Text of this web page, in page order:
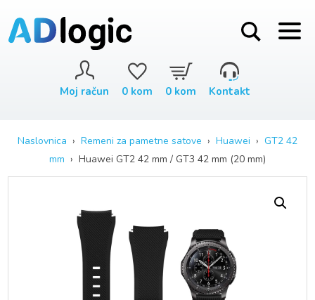
Moj račun 0 kom 0 kom Kontakt
Naslovnica › Remeni za pametne satove › Huawei › GT2 42
mm › Huawei GT2 42 mm / GT3 42 mm (20 mm)